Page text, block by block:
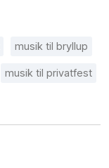
musik til bryllup
musik til privatfest